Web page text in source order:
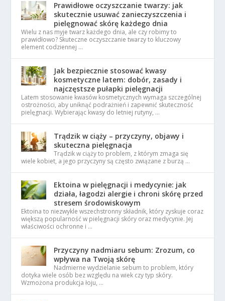
Prawidłowe oczyszczanie twarzy: jak
skutecznie usuwać zanieczyszczenia i
pielęgnować skórę każdego dnia
Wielu z nas myje twarz każdego dnia, ale czy robimy to
prawidłowo? Skuteczne oczyszczanie twarzy to kluczowy
element codziennej …
Jak bezpiecznie stosować kwasy
kosmetyczne latem: dobór, zasady i
najczęstsze pułapki pielęgnacji
Latem stosowanie kwasów kosmetycznych wymaga szczególnej
ostrożności, aby uniknąć podrażnień i zapewnić skuteczność
pielęgnacji. Wybierając kwasy do letniej rutyny, …
Trądzik w ciąży – przyczyny, objawy i
skuteczna pielęgnacja
Trądzik w ciąży to problem, z którym zmaga się
wiele kobiet, a jego przyczyny są często związane z burzą …
Ektoina w pielęgnacji i medycynie: jak
działa, łagodzi alergie i chroni skórę przed
stresem środowiskowym
Ektoina to niezwykle wszechstronny składnik, który zyskuje coraz
większą popularność w pielęgnacji skóry oraz medycynie. Jej
właściwości ochronne i …
Przyczyny nadmiaru sebum: Zrozum, co
wpływa na Twoją skórę
Nadmierne wydzielanie sebum to problem, który
dotyka wiele osób bez względu na wiek czy typ skóry.
Wzmożona produkcja łoju, …